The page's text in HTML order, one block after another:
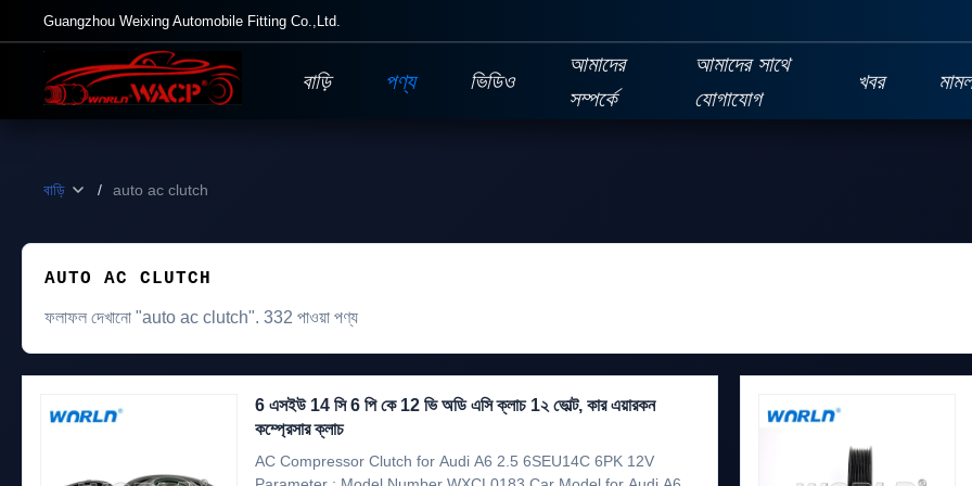
Guangzhou Weixing Automobile Fitting Co.,Ltd.
বাড়ি পণ্য ভিডিও
আমাদের
সম্পর্কে
আমাদের সাথে
যোগাযোগ
খবর
বাড়ি / auto ac clutch
AUTO AC CLUTCH
ফলাফল দেখানো "auto ac clutch". 332 পাওয়া পণ্য
6 এসইউ 14 সি 6 পি কে 12 ভি অডি এসি ক্লাচ 1২ ভোল্ট, কার এয়ারকন
কম্প্রেসার ক্লাচ
AC Compressor Clutch for Audi A6 2.5 6SEU14C 6PK 12V